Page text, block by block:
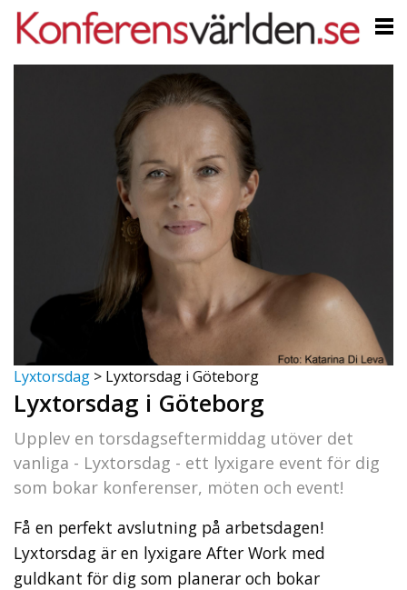
Lyxtorsdag > Lyxtorsdag i Göteborg
Lyxtorsdag i Göteborg
Upplev en torsdagseftermiddag utöver det
vanliga - Lyxtorsdag - ett lyxigare event för dig
som bokar konferenser, möten och event!
Få en perfekt avslutning på arbetsdagen!
Lyxtorsdag är en lyxigare After Work med
guldkant för dig som planerar och bokar